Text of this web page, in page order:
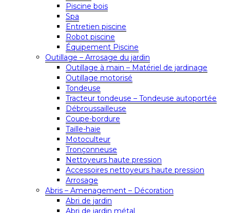
Piscine bois
Spa
Entretien piscine
Robot piscine
Équipement Piscine
Outillage – Arrosage du jardin
Outillage à main – Matériel de jardinage
Outillage motorisé
Tondeuse
Tracteur tondeuse – Tondeuse autoportée
Débroussailleuse
Coupe-bordure
Taille-haie
Motoculteur
Tronçonneuse
Nettoyeurs haute pression
Accessoires nettoyeurs haute pression
Arrosage
Abris – Amenagement – Décoration
Abri de jardin
Abri de jardin métal